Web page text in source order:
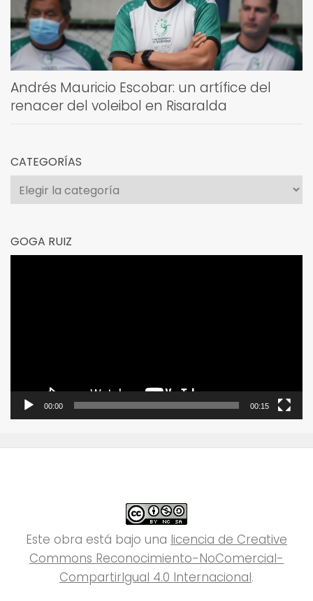
Andrés Mauricio Escobar: un artífice del
renacer del voleibol en Risaralda
CATEGORÍAS
Categorías
GOGA RUIZ
00:00 00:15
Este obra está bajo una licencia de Creative
Commons Reconocimiento-NoComercial-
CompartirIgual 4.0 Internacional.